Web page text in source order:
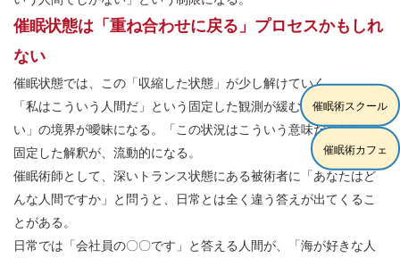
催眠状態は「重ね合わせに戻る」プロセスかもしれ
ない
催眠状態では、この「収縮した状態」が少し解けていく。
「私はこういう人間だ」という固定した観測が緩む。「好き嫌
い」の境界が曖昧になる。「この状況はこういう意味だ」という
固定した解釈が、流動的になる。
催眠術師として、深いトランス状態にある被術者に「あなたはど
んな人間ですか」と問うと、日常とは全く違う答えが出てくるこ
とがある。
日常では「会社員の〇〇です」と答える人間が、「海が好きな人
催眠術スクール
催眠術カフェ